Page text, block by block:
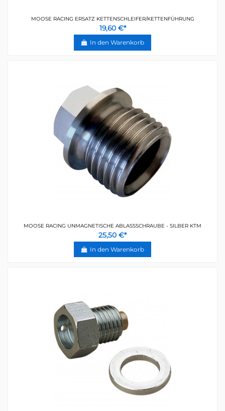
MOOSE RACING ERSATZ KETTENSCHLEIFER/KETTENFÜHRUNG
19,60 €*
In den Warenkorb
MOOSE RACING UNMAGNETISCHE ABLASSSCHRAUBE - SILBER KTM
25,50 €*
In den Warenkorb